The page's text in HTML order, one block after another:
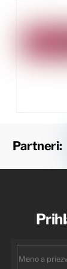
Partneri: